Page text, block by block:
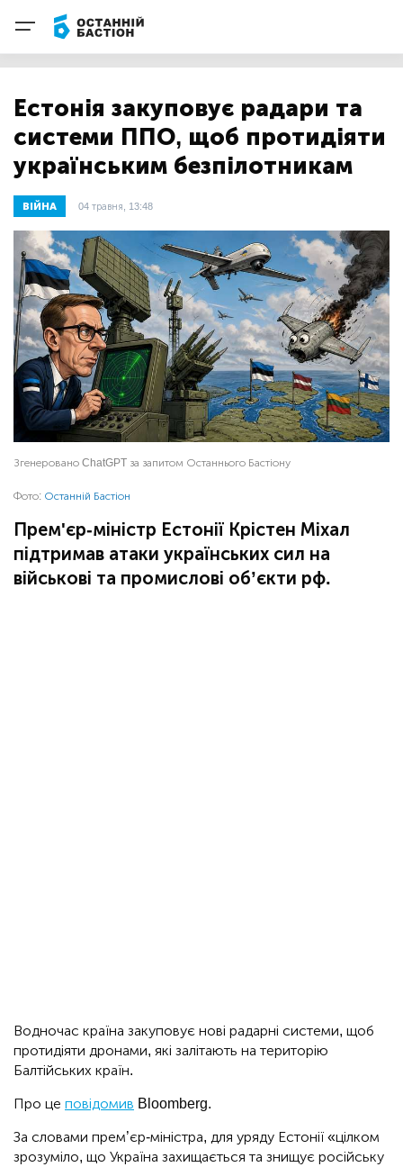
Естонія закуповує радари та
системи ППО, щоб протидіяти
українським безпілотникам
ВІЙНА 04 травня, 13:48
Згенеровано ChatGPT за запитом Останнього Бастіону
Фото: Останній Бастіон
Прем'єр-міністр Естонії Крістен Міхал
підтримав атаки українських сил на
військові та промислові об’єкти рф.
Водночас країна закуповує нові радарні системи, щоб
протидіяти дронами, які залітають на територію
Балтійських країн.
Про це повідомив Bloomberg.
За словами прем’єр-міністра, для уряду Естонії «цілком
зрозуміло, що Україна захищається та знищує російську